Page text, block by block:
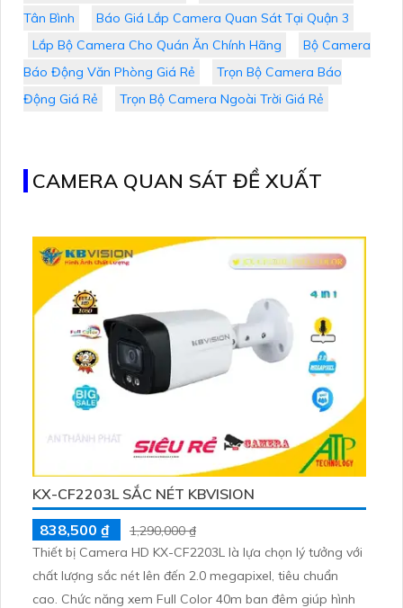
Tân Bình
Báo Giá Lắp Camera Quan Sát Tại Quận 3
Lắp Bộ Camera Cho Quán Ăn Chính Hãng
Bộ Camera
Báo Động Văn Phòng Giá Rẻ
Trọn Bộ Camera Báo
Động Giá Rẻ
Trọn Bộ Camera Ngoài Trời Giá Rẻ
CAMERA QUAN SÁT ĐỀ XUẤT
KX-CF2203L SẮC NÉT KBVISION
838,500 ₫
1,290,000 ₫
Thiết bị Camera HD KX-CF2203L là lựa chọn lý tưởng với
chất lượng sắc nét lên đến 2.0 megapixel, tiêu chuẩn
cao. Chức năng xem Full Color 40m ban đêm giúp hình